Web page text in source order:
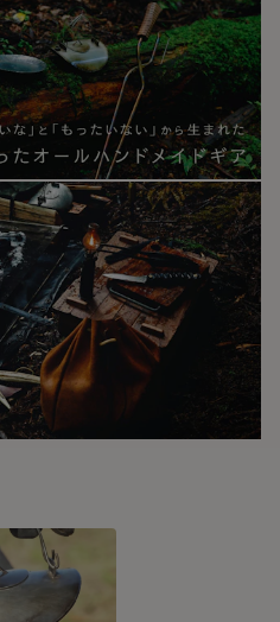
で高温にも耐えられます。
は熟練の溶接技術が必要で、
一つとしてお楽しみいただけ
、味わいある風合いが出てき
ただけます。